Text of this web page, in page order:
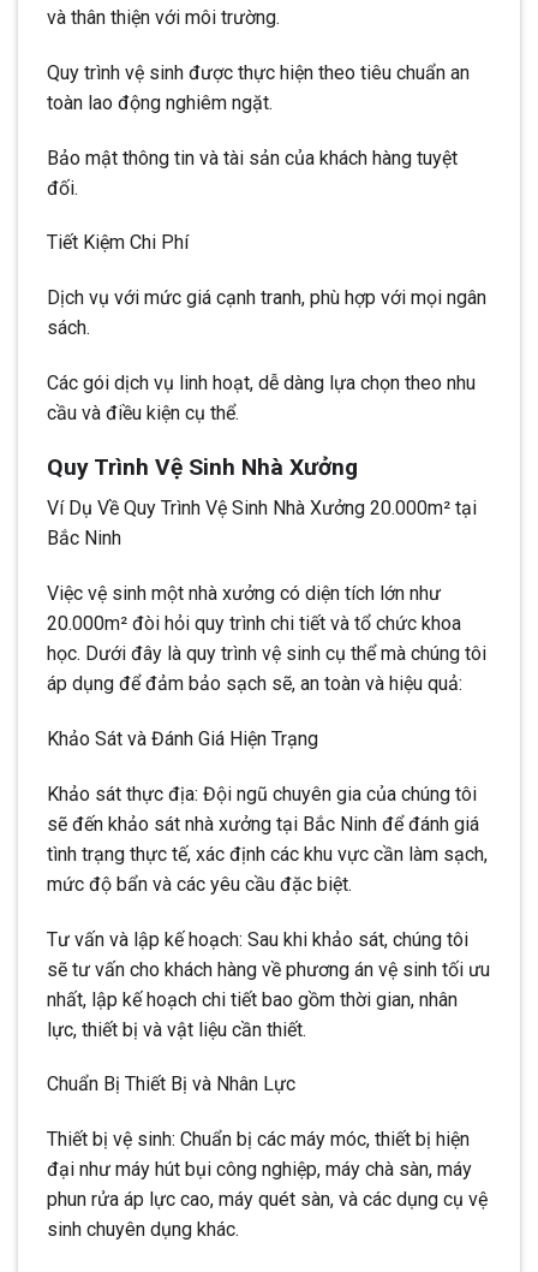
và thân thiện với môi trường.
Quy trình vệ sinh được thực hiện theo tiêu chuẩn an
toàn lao động nghiêm ngặt.
Bảo mật thông tin và tài sản của khách hàng tuyệt
đối.
Tiết Kiệm Chi Phí
Dịch vụ với mức giá cạnh tranh, phù hợp với mọi ngân
sách.
Các gói dịch vụ linh hoạt, dễ dàng lựa chọn theo nhu
cầu và điều kiện cụ thể.
Quy Trình Vệ Sinh Nhà Xưởng
Ví Dụ Về Quy Trình Vệ Sinh Nhà Xưởng 20.000m² tại
Bắc Ninh
Việc vệ sinh một nhà xưởng có diện tích lớn như
20.000m² đòi hỏi quy trình chi tiết và tổ chức khoa
học. Dưới đây là quy trình vệ sinh cụ thể mà chúng tôi
áp dụng để đảm bảo sạch sẽ, an toàn và hiệu quả:
Khảo Sát và Đánh Giá Hiện Trạng
Khảo sát thực địa: Đội ngũ chuyên gia của chúng tôi
sẽ đến khảo sát nhà xưởng tại Bắc Ninh để đánh giá
tình trạng thực tế, xác định các khu vực cần làm sạch,
mức độ bẩn và các yêu cầu đặc biệt.
Tư vấn và lập kế hoạch: Sau khi khảo sát, chúng tôi
sẽ tư vấn cho khách hàng về phương án vệ sinh tối ưu
nhất, lập kế hoạch chi tiết bao gồm thời gian, nhân
lực, thiết bị và vật liệu cần thiết.
Chuẩn Bị Thiết Bị và Nhân Lực
Thiết bị vệ sinh: Chuẩn bị các máy móc, thiết bị hiện
đại như máy hút bụi công nghiệp, máy chà sàn, máy
phun rửa áp lực cao, máy quét sàn, và các dụng cụ vệ
sinh chuyên dụng khác.